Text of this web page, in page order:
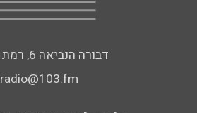
דבורה הנביאה 6, רמת השרון
radio@103.fm